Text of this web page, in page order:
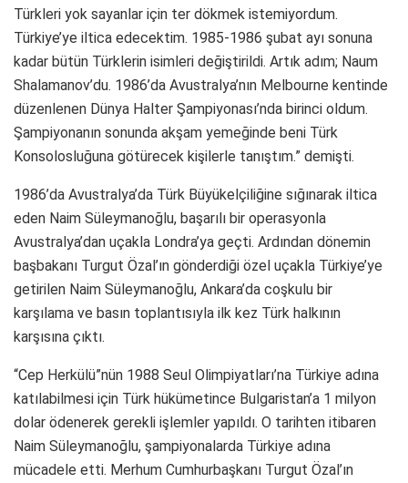
Türkleri yok sayanlar için ter dökmek istemiyordum.
Türkiye’ye iltica edecektim. 1985-1986 şubat ayı sonuna
kadar bütün Türklerin isimleri değiştirildi. Artık adım; Naum
Shalamanov’du. 1986’da Avustralya’nın Melbourne kentinde
düzenlenen Dünya Halter Şampiyonası’nda birinci oldum.
Şampiyonanın sonunda akşam yemeğinde beni Türk
Konsolosluğuna götürecek kişilerle tanıştım.” demişti.
1986’da Avustralya’da Türk Büyükelçiliğine sığınarak iltica
eden Naim Süleymanoğlu, başarılı bir operasyonla
Avustralya’dan uçakla Londra’ya geçti. Ardından dönemin
başbakanı Turgut Özal’ın gönderdiği özel uçakla Türkiye’ye
getirilen Naim Süleymanoğlu, Ankara’da coşkulu bir
karşılama ve basın toplantısıyla ilk kez Türk halkının
karşısına çıktı.
“Cep Herkülü”nün 1988 Seul Olimpiyatları’na Türkiye adına
katılabilmesi için Türk hükümetince Bulgaristan’a 1 milyon
dolar ödenerek gerekli işlemler yapıldı. O tarihten itibaren
Naim Süleymanoğlu, şampiyonalarda Türkiye adına
mücadele etti. Merhum Cumhurbaşkanı Turgut Özal’ın